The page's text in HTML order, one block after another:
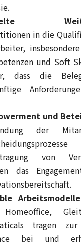
in die
und Soft
dass die
und
der
von
das
tragen zur
bei und